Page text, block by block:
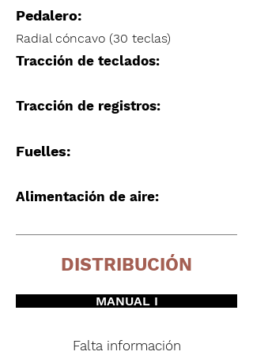
Pedalero:
Radial cóncavo (30 teclas)
Tracción de teclados:
Tracción de registros:
Fuelles:
Alimentación de aire:
DISTRIBUCIÓN
MANUAL I
Falta información